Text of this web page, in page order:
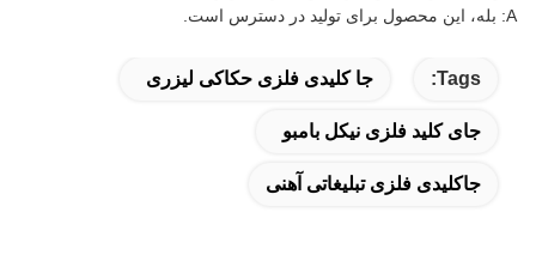
A: بله، این محصول برای تولید در دسترس است.
Tags: جا کلیدی فلزی حکاکی لیزری
جای کلید فلزی نیکل بامبو
جاکلیدی فلزی تبلیغاتی آهنی